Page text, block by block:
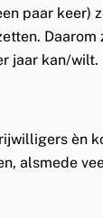
paar keer)
Daarom
jaar kan/wilt.
èn
alsmede